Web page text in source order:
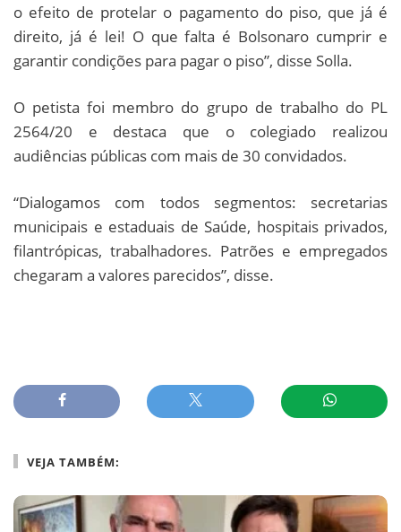
o efeito de protelar o pagamento do piso, que já é
direito, já é lei! O que falta é Bolsonaro cumprir e
garantir condições para pagar o piso”, disse Solla.
O petista foi membro do grupo de trabalho do PL
2564/20 e destaca que o colegiado realizou
audiências públicas com mais de 30 convidados.
“Dialogamos com todos segmentos: secretarias
municipais e estaduais de Saúde, hospitais privados,
filantrópicas, trabalhadores. Patrões e empregados
chegaram a valores parecidos”, disse.
VEJA TAMBÉM: